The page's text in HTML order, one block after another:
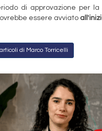
di approvazione per
essere avviato
di Marco Torricelli